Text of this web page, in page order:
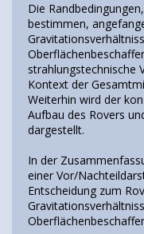
Die
bestimmen,
strahlungstechnische
Kontext der
Weiterhin wird der
Aufbau des Rovers
dargestellt.
In der
einer Vor/
Entscheidung zum